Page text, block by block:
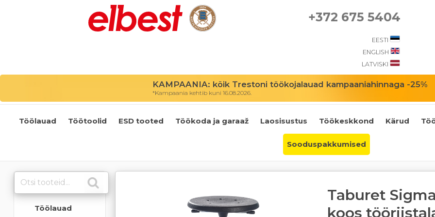
+372 675 5404
EESTI
ENGLISH
LATVISKI
KAMPAANIA: kõik Trestoni töökojalauad kampaaniahinnaga -25%
*Kampaania kehtib kuni 16.08.2026.
Töölauad Töötoolid ESD tooted Töökoda ja garaaž Laosisustus Töökeskkond Kärud
Sooduspakkumised
Töölauad
Taburet
koos